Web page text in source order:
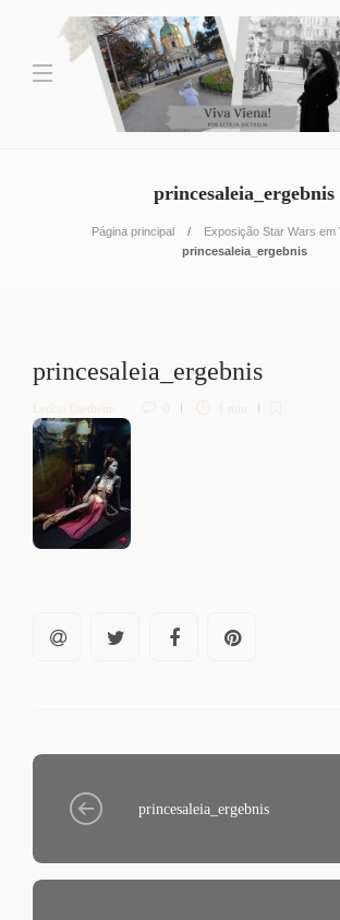
princesaleia_ergebnis
Página principal
Exposição Star Wars em
princesaleia_ergebnis
princesaleia_ergebnis
Letícia Diethelm 0 1 min
princesaleia_ergebnis